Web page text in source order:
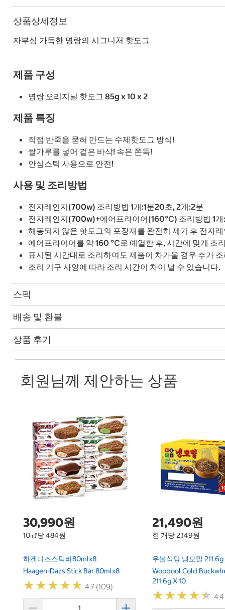
상품상세정보
자부심 가득한 명랑의 시그니처 핫도그
제품 구성
명랑 오리지널 핫도그 85g x 10 x 2
제품 특징
직접 반죽을 묻혀 만드는 수제핫도그 방식!
쌀가루를 넣어 겉은 바삭! 속은 쫀득!
안심스틱 사용으로 안전!
사용 및 조리방법
전자레인지(700w) 조리방법 1개:1분20초, 2개:2분
전자레인지(700w)+에어프라이어(160℃) 조리방법 1
해동되지 않은 핫도그의 포장재를 완전히 제거 후 전자
에어프라이어를 약 160 ℃로 예열한 후, 시간에 맞게 조
표시된 시간대로 조리하여도 제품이 차가울 경우 추가
조리 기구 사양에 따라 조리 시간이 차이 날 수 있습니다.
스펙
배송 및 환불
상품 후기
회원님께 제안하는 상품
30,990원
10㎖당 484원
하겐다즈스틱바80mlx8
Haagen-Dazs Stick Bar 80mlx8
★★★★★
★★★★★ 4.7 (109)
21,490원
한 개당 2,149원
우불식당 냉모밀 211.6g
Woobool Cold
211.6g X 10
★★★★★
★★★★★ 4.4